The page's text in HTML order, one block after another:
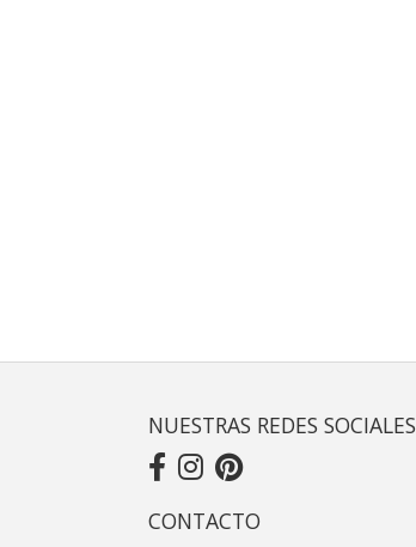
NUESTRAS REDES SOCIALES
CONTACTO